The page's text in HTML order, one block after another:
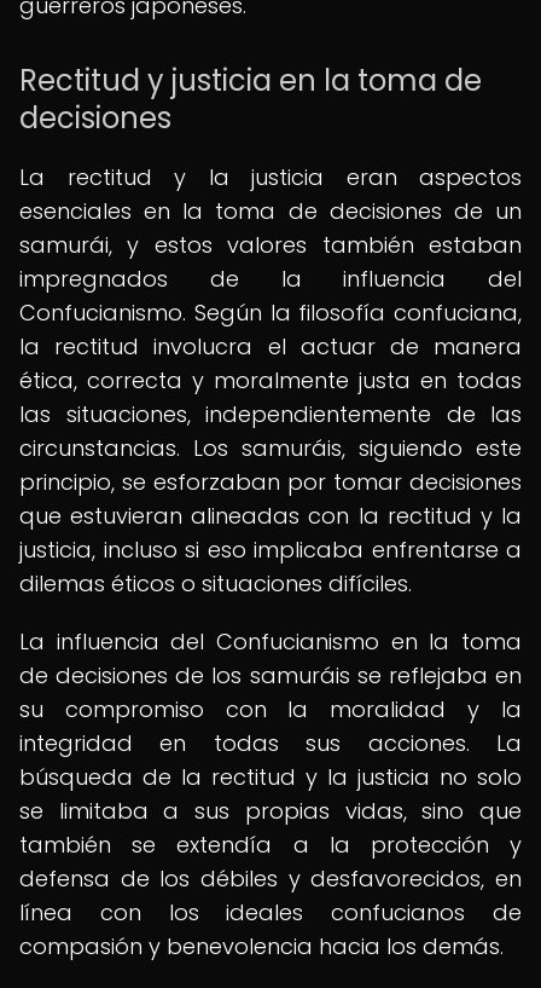
Rectitud y justicia en la toma de
decisiones
La rectitud y la justicia eran aspectos
esenciales en la toma de decisiones de un
samurái, y estos valores también estaban
impregnados de la influencia del
Confucianismo. Según la filosofía confuciana,
la rectitud involucra el actuar de manera
ética, correcta y moralmente justa en todas
las situaciones, independientemente de las
circunstancias. Los samuráis, siguiendo este
principio, se esforzaban por tomar decisiones
que estuvieran alineadas con la rectitud y la
justicia, incluso si eso implicaba enfrentarse a
dilemas éticos o situaciones difíciles.
La influencia del Confucianismo en la toma
de decisiones de los samuráis se reflejaba en
su compromiso con la moralidad y la
integridad en todas sus acciones. La
búsqueda de la rectitud y la justicia no solo
se limitaba a sus propias vidas, sino que
también se extendía a la protección y
defensa de los débiles y desfavorecidos, en
línea con los ideales confucianos de
compasión y benevolencia hacia los demás.